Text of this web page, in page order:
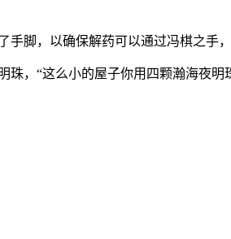
脚，以确保解药可以通过冯棋之手，
，“这么小的屋子你用四颗瀚海夜明